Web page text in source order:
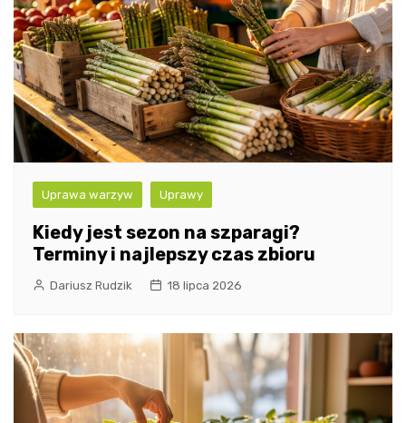
Uprawa warzyw Uprawy
Kiedy jest sezon na szparagi?
Terminy i najlepszy czas zbioru
Dariusz Rudzik 18 lipca 2026